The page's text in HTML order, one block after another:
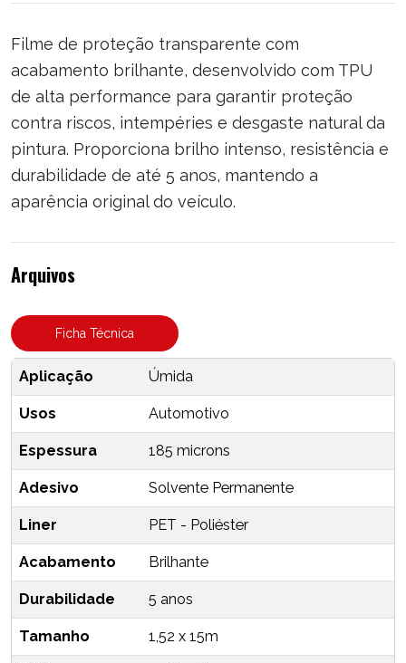
Filme de proteção transparente com
acabamento brilhante, desenvolvido com TPU
de alta performance para garantir proteção
contra riscos, intempéries e desgaste natural da
pintura. Proporciona brilho intenso, resistência e
durabilidade de até 5 anos, mantendo a
aparência original do veículo.
Arquivos
Ficha Técnica
Aplicação Úmida
Usos Automotivo
Espessura 185 microns
Adesivo Solvente Permanente
Liner PET - Poliéster
Acabamento Brilhante
Durabilidade 5 anos
Tamanho 1,52 x 15m